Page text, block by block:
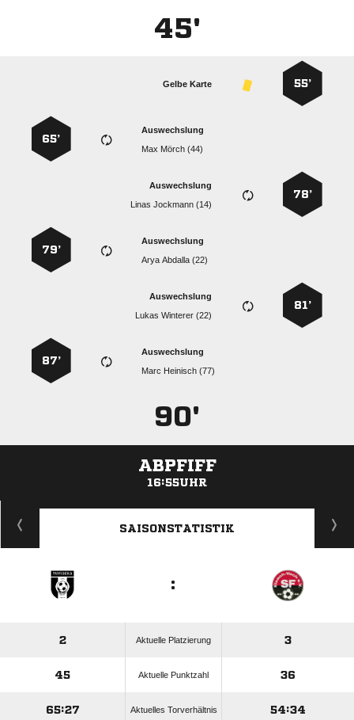
45'
55’
Gelbe Karte
Auswechslung
  
65’
78’
Auswechslung
  
Auswechslung
  
79’
81’
Auswechslung
  
Auswechslung
  
87’
90'
ABPFIFF
16:55UHR
ANZEIGE
SAISONSTATISTIK
:
2 Aktuelle Platzierung 3
45 Aktuelle Punktzahl 36
65:27 Aktuelles Torverhältnis 54:34